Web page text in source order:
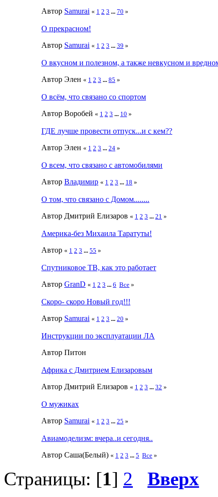
Автор Samurai « 1 2 3 ... 70 »
О прекрасном!
Автор Samurai « 1 2 3 ... 39 »
О вкусном и полезном, а также невкусном и
Автор Элен « 1 2 3 ... 85 »
О всём, что связано со спортом
Автор Воробей « 1 2 3 ... 10 »
ГДЕ лучше провести отпуск...и с кем??
Автор Элен « 1 2 3 ... 24 »
О всем, что связано с автомобилями
Автор Влaдимир « 1 2 3 ... 18 »
О том, что связано с Домом........
Автор Дмитрий Елизаров « 1 2 3 ... 21 »
Америка-без Михаила Таратуты!
Автор « 1 2 3 ... 55 »
Спутниковое ТВ, как это работает
Автор GranD « 1 2 3 ... 6 Все »
Скоро- скоро Новый год!!!
Автор Samurai « 1 2 3 ... 20 »
Инструкции по эксплуатации ЛА
Автор Питон
Африка с Дмитрием Елизаровым
Автор Дмитрий Елизаров « 1 2 3 ... 32 »
О мужиках
Автор Samurai « 1 2 3 ... 25 »
Авиамоделизм: вчера..и сегодня..
Автор Саша(Белый) « 1 2 3 ... 5 Все »
Страницы: [1] 2
Вверх